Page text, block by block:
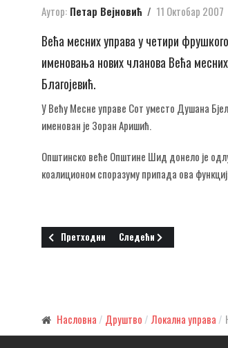
Аутор: Петар Вејновић 11 Октобар 2007
Већа месних управа у четири
именовања нових чланова Већа
Благојевић.
У Већу Месне управе Сот уместо Душана
именован је Зоран Аришић.
Општинско веће Општине Шид донело је
коалиционом споразуму припада ова
Претходни чланак: КЊИГЕ ЗА ЂАКЕ
Претходни Следећи чланак: НЕКА
Следећи
Насловна Друштво Локална управа